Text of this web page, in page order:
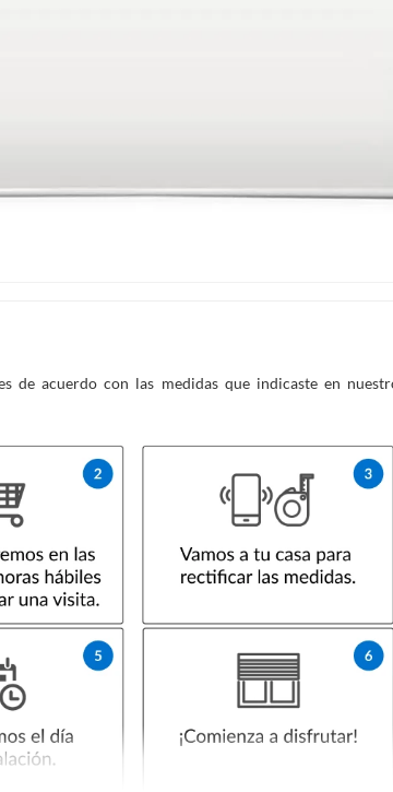
de acuerdo con las medidas que indicaste en